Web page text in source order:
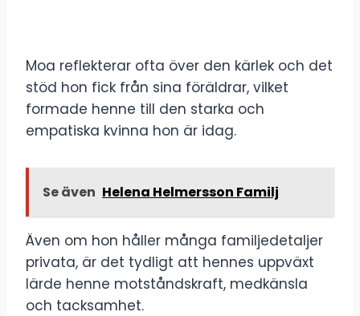
Moa reflekterar ofta över den kärlek och det
stöd hon fick från sina föräldrar, vilket
formade henne till den starka och
empatiska kvinna hon är idag.
Se även Helena Helmersson Familj
Även om hon håller många familjedetaljer
privata, är det tydligt att hennes uppväxt
lärde henne motståndskraft, medkänsla
och tacksamhet.